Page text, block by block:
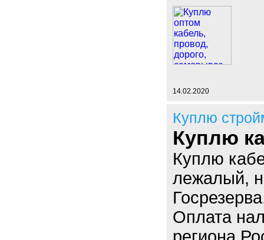
14.02.2020
Куплю
Куплю
Куплю
лежалый,
Оплата